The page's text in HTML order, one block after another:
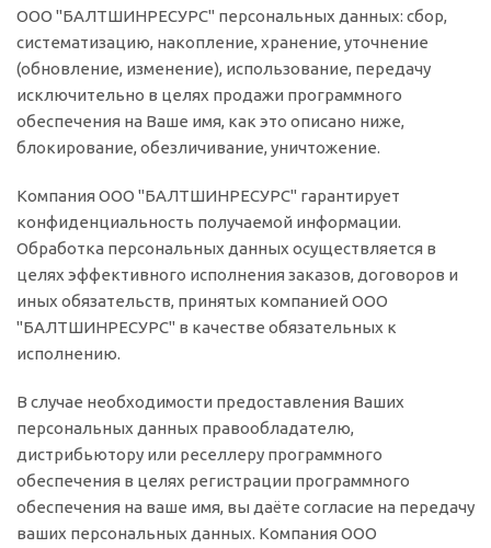
ООО "БАЛТШИНРЕСУРС" персональных данных: сбор,
систематизацию, накопление, хранение, уточнение
(обновление, изменение), использование, передачу
исключительно в целях продажи программного
обеспечения на Ваше имя, как это описано ниже,
блокирование, обезличивание, уничтожение.
Компания ООО "БАЛТШИНРЕСУРС" гарантирует
конфиденциальность получаемой информации.
Обработка персональных данных осуществляется в
целях эффективного исполнения заказов, договоров и
иных обязательств, принятых компанией ООО
"БАЛТШИНРЕСУРС" в качестве обязательных к
исполнению.
В случае необходимости предоставления Ваших
персональных данных правообладателю,
дистрибьютору или реселлеру программного
обеспечения в целях регистрации программного
обеспечения на ваше имя, вы даёте согласие на передачу
ваших персональных данных. Компания ООО